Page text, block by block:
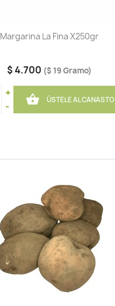
Margarina La Fina X250gr
$ 4.700 ($ 19 Gramo)
+
-
 ÚSTELE AL CANASTO